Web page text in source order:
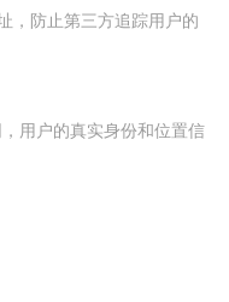
，防止第三方追踪用户的
用户的真实身份和位置信